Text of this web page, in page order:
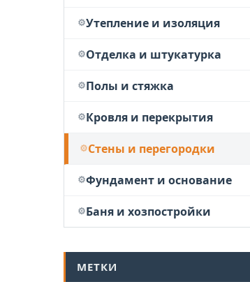
Утепление и изоляция
Отделка и штукатурка
Полы и стяжка
Кровля и перекрытия
Стены и перегородки
Фундамент и основание
Баня и хозпостройки
МЕТКИ